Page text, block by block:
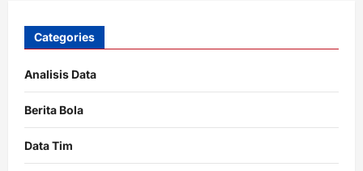
Categories
Analisis Data
Berita Bola
Data Tim